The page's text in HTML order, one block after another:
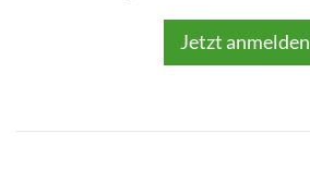
Jetzt anmelden